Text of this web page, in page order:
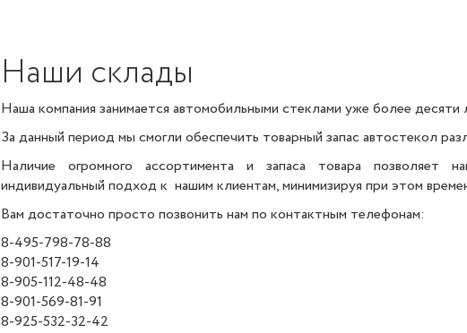
Наши склады
Наша компания занимается автомобильными стеклами уже более десяти
За данный период мы смогли обеспечить товарный запас автостекол
Наличие огромного ассортимента и запаса товара позволяет
индивидуальный подход к нашим клиентам,минимизируя при этом
Вам достаточно просто позвонить нам по контактным телефонам:
8-495-798-78-88
8-901-517-19-14
8-905-112-48-48
8-901-569-81-91
8-925-532-32-42